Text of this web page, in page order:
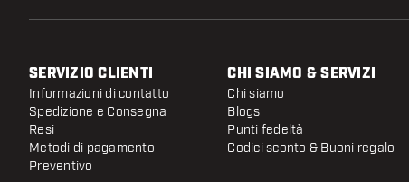
SERVIZIO CLIENTI
Informazioni di contatto
Spedizione e Consegna
Resi
Metodi di pagamento
Preventivo
CHI SIAMO & SERVIZI
Chi siamo
Blogs
Punti fedeltà
Codici sconto & Buoni regalo